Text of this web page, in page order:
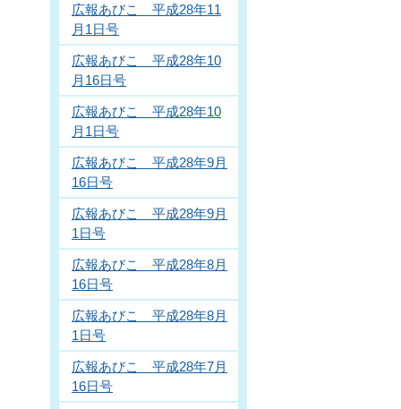
広報あびこ 平成28年11
月1日号
広報あびこ 平成28年10
月16日号
広報あびこ 平成28年10
月1日号
広報あびこ 平成28年9月
16日号
広報あびこ 平成28年9月
1日号
広報あびこ 平成28年8月
16日号
広報あびこ 平成28年8月
1日号
広報あびこ 平成28年7月
16日号